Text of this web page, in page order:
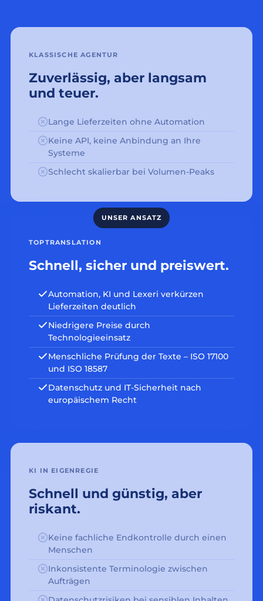
KLASSISCHE AGENTUR
Zuverlässig, aber langsam
und teuer.
Lange Lieferzeiten ohne Automation
Keine API, keine Anbindung an Ihre
Systeme
Schlecht skalierbar bei Volumen-Peaks
TOPTRANSLATION
Schnell, sicher und preiswert.
Automation, KI und Lexeri verkürzen
Lieferzeiten deutlich
Niedrigere Preise durch
Technologieeinsatz
Menschliche Prüfung der Texte – ISO 17100
und ISO 18587
Datenschutz und IT-Sicherheit nach
europäischem Recht
KI IN EIGENREGIE
Schnell und günstig, aber
riskant.
Keine fachliche Endkontrolle durch einen
Menschen
Inkonsistente Terminologie zwischen
Aufträgen